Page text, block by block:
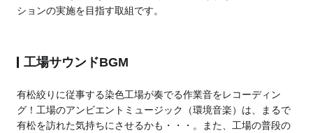
ションの実施を目指す取組です。
工場サウンドBGM
有松絞りに従事する染色工場が奏でる作業音をレコーディン
グ！工場のアンビエントミュージック（環境音楽）は、まるで
有松を訪れた気持ちにさせるかも・・・。また、工場の普段の